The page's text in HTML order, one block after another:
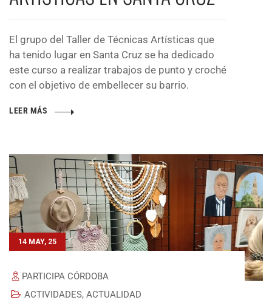
El grupo del Taller de Técnicas Artísticas que
ha tenido lugar en Santa Cruz se ha dedicado
este curso a realizar trabajos de punto y croché
con el objetivo de embellecer su barrio.
LEER MÁS
14 MAY, 25
PARTICIPA CÓRDOBA
ACTIVIDADES, ACTUALIDAD